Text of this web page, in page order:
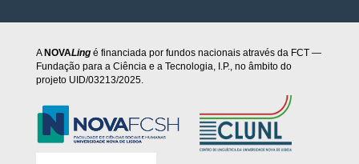
ANOVALing é financiada por fundos nacionais através da FCT —
Fundação para a Ciência e a Tecnologia, I.P., no âmbito do
projeto UID/03213/2025.